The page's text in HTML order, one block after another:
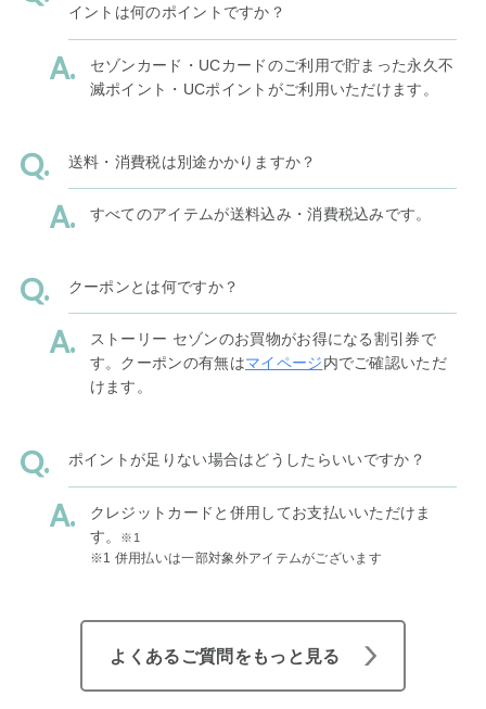
イントは何のポイントですか？
セゾンカード・UCカードのご利用で貯まった永久不
滅ポイント・UCポイントがご利用いただけます。
送料・消費税は別途かかりますか？
すべてのアイテムが送料込み・消費税込みです。
クーポンとは何ですか？
ストーリー セゾンのお買物がお得になる割引券で
す。クーポンの有無はマイページ内でご確認いただ
けます。
ポイントが足りない場合はどうしたらいいですか？
クレジットカードと併用してお支払いいただけま
す。
※1
※1 併用払いは一部対象外アイテムがございます
よくあるご質問をもっと見る